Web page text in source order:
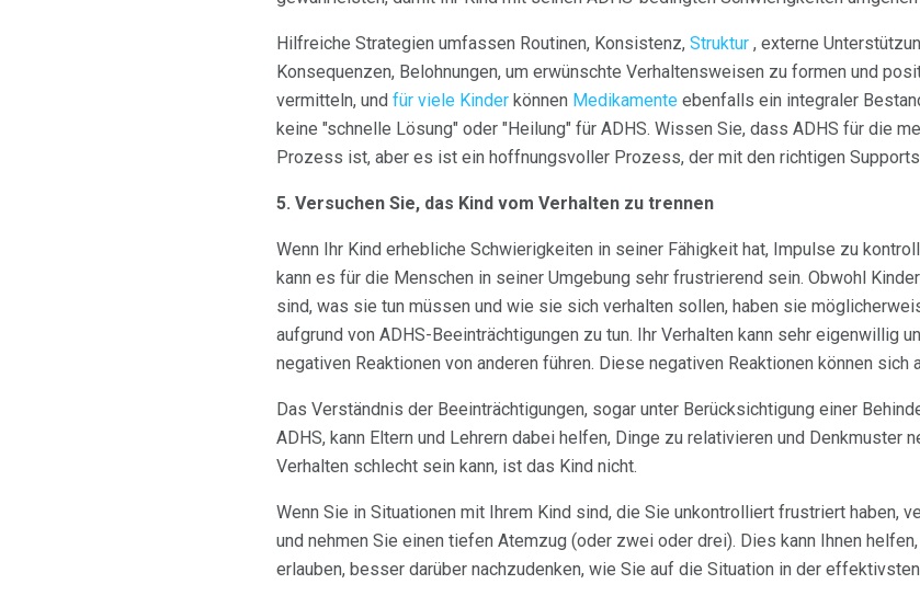
Hilfreiche Strategien umfassen Routinen, Konsistenz, Struktur , externe
Konsequenzen, Belohnungen, um erwünschte Verhaltensweisen zu formen und
vermitteln, und für viele Kinder können Medikamente ebenfalls ein integraler
keine "schnelle Lösung" oder "Heilung" für ADHS. Wissen Sie, dass ADHS für die
Prozess ist, aber es ist ein hoffnungsvoller Prozess, der mit den richtigen
5. Versuchen Sie, das Kind vom Verhalten zu trennen
Wenn Ihr Kind erhebliche Schwierigkeiten in seiner Fähigkeit hat, Impulse zu
kann es für die Menschen in seiner Umgebung sehr frustrierend sein. Obwohl
sind, was sie tun müssen und wie sie sich verhalten sollen, haben sie
aufgrund von ADHS-Beeinträchtigungen zu tun. Ihr Verhalten kann sehr eigenwillig
negativen Reaktionen von anderen führen. Diese negativen Reaktionen können sich
Das Verständnis der Beeinträchtigungen, sogar unter Berücksichtigung einer
ADHS, kann Eltern und Lehrern dabei helfen, Dinge zu relativieren und Denkmuster
Verhalten schlecht sein kann, ist das Kind nicht.
Wenn Sie in Situationen mit Ihrem Kind sind, die Sie unkontrolliert frustriert haben,
und nehmen Sie einen tiefen Atemzug (oder zwei oder drei). Dies kann Ihnen
erlauben, besser darüber nachzudenken, wie Sie auf die Situation in der